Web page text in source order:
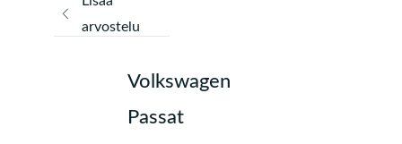
arvostelu
Volkswagen
Passat